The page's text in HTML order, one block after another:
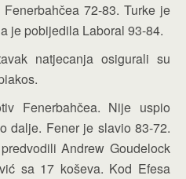
72-83. Turke je
je pobijedila Laboral 93-84.
natjecanja osigurali su
Fenerbahčea. Nije uspio
dalje. Fener je slavio 83-72.
Andrew Goudelock
sa 17 koševa. Kod Efesa